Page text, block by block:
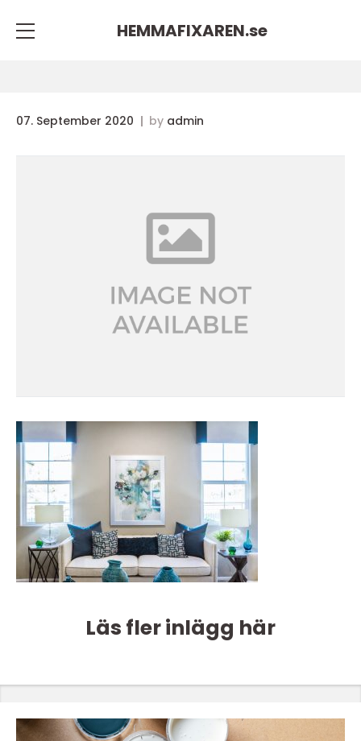
HEMMAFIXAREN.se
07. September 2020 by admin
Läs fler inlägg här